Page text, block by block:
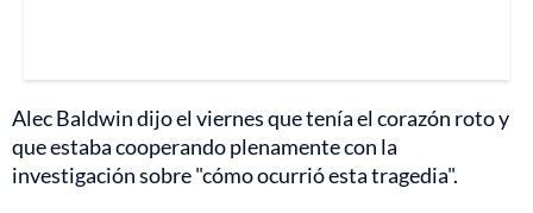
Alec Baldwin dijo el viernes que tenía el corazón roto y
que estaba cooperando plenamente con la
investigación sobre "cómo ocurrió esta tragedia".